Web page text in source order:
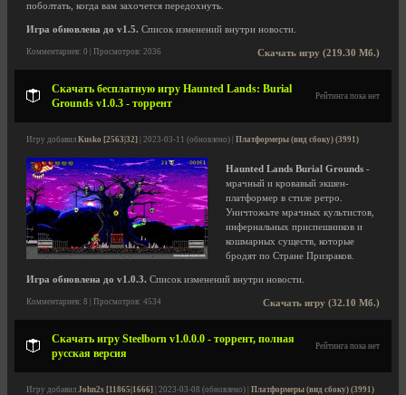
поболтать, когда вам захочется передохнуть.
Игра обновлена до v1.5. Список изменений внутри новости.
Скачать игру (219.30 Мб.)
Комментариев: 0 | Просмотров: 2036
Скачать бесплатную игру Haunted Lands: Burial
Grounds v1.0.3 - торрент
Рейтинга пока нет
Игру добавил Kusko [2563|32] | 2023-03-11 (обновлено) | Платформеры (вид сбоку) (3991)
Haunted Lands Burial Grounds -
мрачный и кровавый экшен-
платформер в стиле ретро.
Уничтожьте мрачных культистов,
инфернальных приспешников и
кошмарных существ, которые
бродят по Стране Призраков.
Игра обновлена до v1.0.3. Список изменений внутри новости.
Скачать игру (32.10 Мб.)
Комментариев: 8 | Просмотров: 4534
Скачать игру Steelborn v1.0.0.0 - торрент, полная
русская версия
Рейтинга пока нет
Игру добавил John2s [11865|1666] | 2023-03-08 (обновлено) | Платформеры (вид сбоку) (3991)